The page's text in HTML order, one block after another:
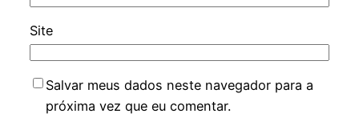
Site
Salvar meus dados neste navegador para a
próxima vez que eu comentar.